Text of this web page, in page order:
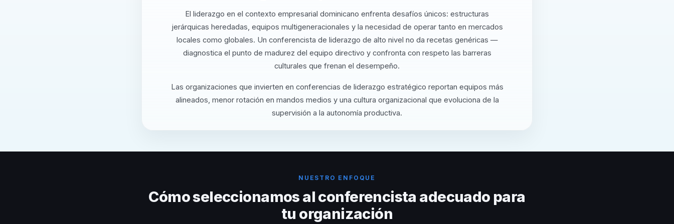
El liderazgo en el contexto empresarial dominicano enfrenta desafíos únicos: estructuras
jerárquicas heredadas, equipos multigeneracionales y la necesidad de operar tanto en mercados
locales como globales. Un conferencista de liderazgo de alto nivel no da recetas genéricas —
diagnostica el punto de madurez del equipo directivo y confronta con respeto las barreras
culturales que frenan el desempeño.
Las organizaciones que invierten en conferencias de liderazgo estratégico reportan equipos más
alineados, menor rotación en mandos medios y una cultura organizacional que evoluciona de la
supervisión a la autonomía productiva.
NUESTRO ENFOQUE
Cómo seleccionamos al conferencista adecuado para
tu organización